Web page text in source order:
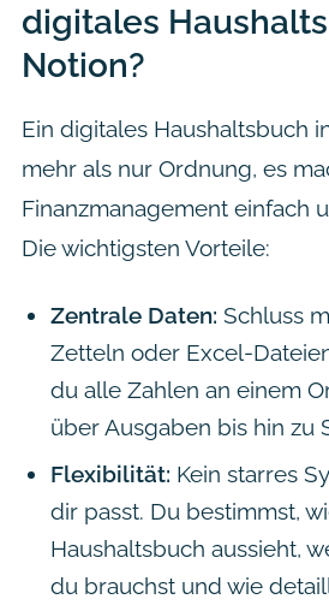
digitales
Notion?
Ein digitales Haushaltsbuch
mehr als nur Ordnung, es
Finanzmanagement einfach
Die wichtigsten Vorteile:
Zentrale Daten: Schluss
Zetteln oder Excel-
du alle Zahlen an einem
über Ausgaben bis hin zu
Flexibilität: Kein starres
dir passt. Du bestimmst,
Haushaltsbuch aussieht,
du brauchst und wie